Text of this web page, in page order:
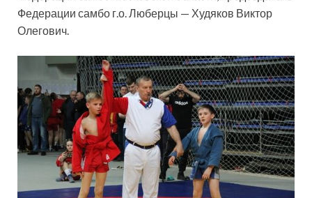
Федерации самбо г.о. Люберцы — Худяков Виктор
Олегович.